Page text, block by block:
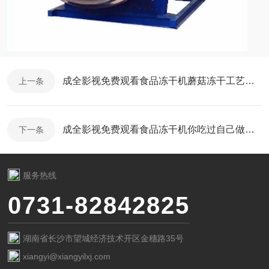
上一条 成全影视免费观看食品冻干机蘑菇冻干工艺研究
下一条 成全影视免费观看食品冻干机你吃过自己做的冻干食品吗
服务热线
0731-82842825
湖南省长沙市望城经济技术开区金穗路35号
xiangyi@xiangyilxj.com